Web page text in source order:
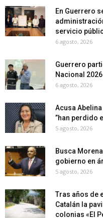
En Guerrero
servicio
6 agosto, 2026
Guerrero
Nacional 2026
6 agosto, 2026
Acusa
”han perdido
5 agosto, 2026
Busca
gobierno en
5 agosto, 2026
Tras años de
Catalán la
colonias «El